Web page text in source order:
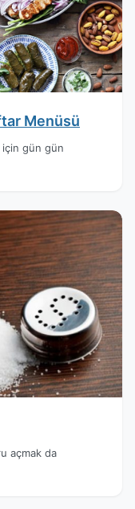
Menüsü
için gün gün
açmak da